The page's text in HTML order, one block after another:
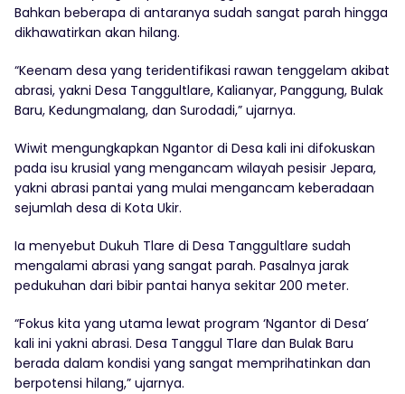
Bahkan beberapa di antaranya sudah sangat parah hingga
dikhawatirkan akan hilang.
“Keenam desa yang teridentifikasi rawan tenggelam akibat
abrasi, yakni Desa Tanggultlare, Kalianyar, Panggung, Bulak
Baru, Kedungmalang, dan Surodadi,” ujarnya.
Wiwit mengungkapkan Ngantor di Desa kali ini difokuskan
pada isu krusial yang mengancam wilayah pesisir Jepara,
yakni abrasi pantai yang mulai mengancam keberadaan
sejumlah desa di Kota Ukir.
Ia menyebut Dukuh Tlare di Desa Tanggultlare sudah
mengalami abrasi yang sangat parah. Pasalnya jarak
pedukuhan dari bibir pantai hanya sekitar 200 meter.
“Fokus kita yang utama lewat program ‘Ngantor di Desa’
kali ini yakni abrasi. Desa Tanggul Tlare dan Bulak Baru
berada dalam kondisi yang sangat memprihatinkan dan
berpotensi hilang,” ujarnya.